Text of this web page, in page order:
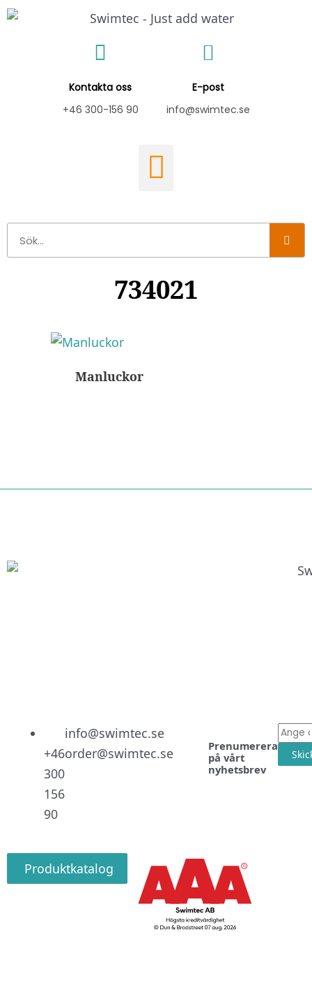
Hoppa
Kontakta oss
+46 300-156 90
E-post
info@swimtec.se
734021
Manluckor
+46
300
156
90
info@swimtec.se
order@swimtec.se
Prenumerera
på vårt
nyhetsbrev
E-
post
Produktkatalog